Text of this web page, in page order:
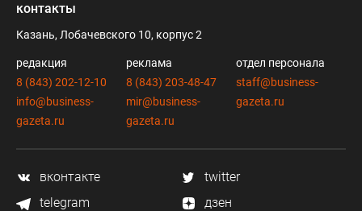
контакты
Казань, Лобачевского 10, корпус 2
редакция
8 (843) 202-12-10
info@business-
gazeta.ru
реклама
8 (843) 203-48-47
mir@business-
gazeta.ru
отдел персонала
staff@business-
gazeta.ru
вконтакте
twitter
telegram
дзен